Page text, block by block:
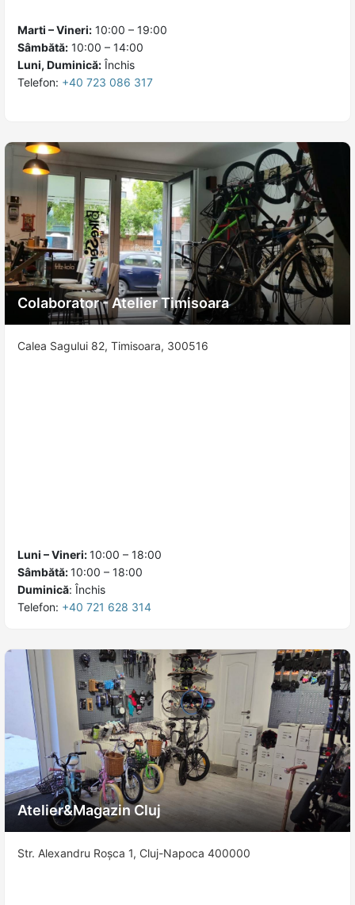
Marti – Vineri: 10:00 – 19:00
Sâmbătă: 10:00 – 14:00
Luni, Duminică: Închis
Telefon: +40 723 086 317
Colaborator - Atelier Timisoara
Calea Sagului 82, Timisoara, 300516
Luni – Vineri:10:00 – 18:00
Sâmbătă:10:00 – 18:00
Duminică: Închis
Telefon: +40 721 628 314
Atelier&Magazin Cluj
Str. Alexandru Roșca 1, Cluj-Napoca 400000